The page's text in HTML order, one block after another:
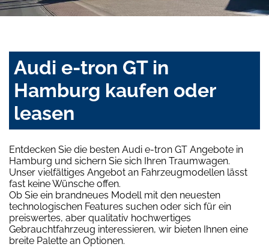
Audi e-tron GT in
Hamburg kaufen oder
leasen
Entdecken Sie die besten Audi e-tron GT Angebote in
Hamburg und sichern Sie sich Ihren Traumwagen.
Unser vielfältiges Angebot an Fahrzeugmodellen lässt
fast keine Wünsche offen.
Ob Sie ein brandneues Modell mit den neuesten
technologischen Features suchen oder sich für ein
preiswertes, aber qualitativ hochwertiges
Gebrauchtfahrzeug interessieren, wir bieten Ihnen eine
breite Palette an Optionen.